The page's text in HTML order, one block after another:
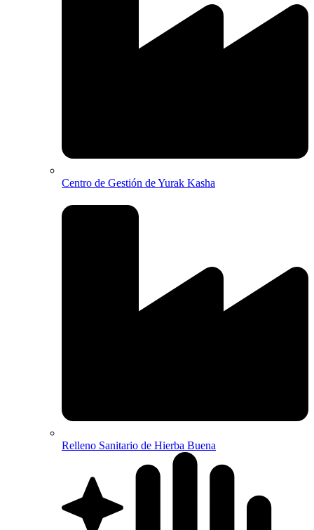
Centro de Gestión de Yurak Kasha
Relleno Sanitario de Hierba Buena